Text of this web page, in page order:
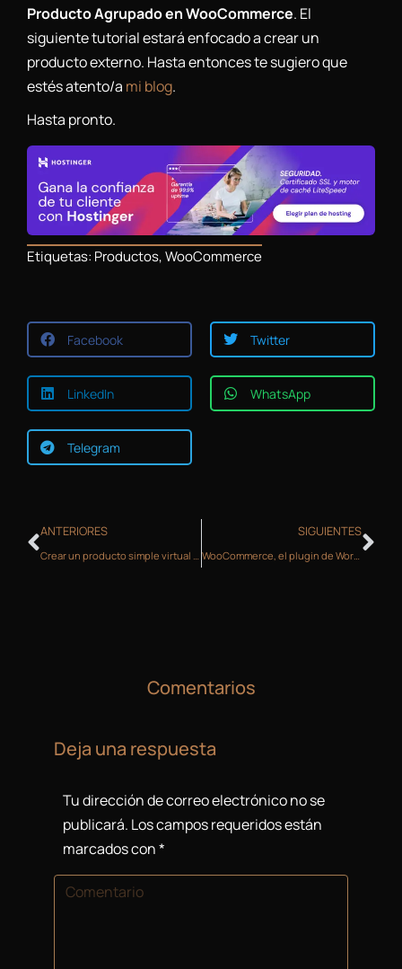
Producto Agrupado en WooCommerce. El
siguiente tutorial estará enfocado a crear un
producto externo. Hasta entonces te sugiero que
estés atento/a mi blog.
Hasta pronto.
Etiquetas: Productos,WooCommerce
Facebook Twitter
LinkedIn WhatsApp
Telegram
ANTERIORES
Crear un producto simple virtual y un producto simple descargable en WooCommerce
SIGUIENTES
WooCommerce, el plugin de WordPress para montar una Tienda Online.
Comentarios
Deja una respuesta
Tu dirección de correo electrónico no se
publicará. Los campos requeridos están
marcados con*
Comentario